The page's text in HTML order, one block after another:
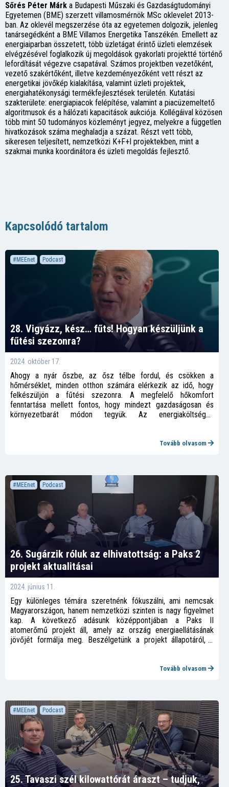
Sőrés Péter Márk a Budapesti Műszaki és Gazdaságtudományi
Egyetemen (BME) szerzett villamosmérnök MSc oklevelet 2013-
ban. Az oklevél megszerzése óta az egyetemen dolgozik, jelenleg
tanársegédként a BME Villamos Energetika Tanszékén. Emellett az
energiaiparban összetett, több üzletágat érintő üzleti elemzések
elvégzésével foglalkozik új megoldások gyakorlati projektté történő
lefordítását végezve csapatával. Számos projektben vezetőként,
vezető szakértőként, illetve kezdeményezőként vett részt az
energetikai jövőkép kialakítása, valamint üzleti projektek,
energiahatékonysági termékfejlesztések területén. Kutatási
szakterülete: energiapiacok felépítése, valamint a piacüzemeltető
algoritmusok és a hálózati kapacitások aukciója. Kollégáival közösen
több mint 50 tudományos közleményt jegyez, melyekre a független
hivatkozások száma meghaladja a százat. Részt vett több,
sikeresen teljesített, nemzetközi K+F+I projektekben, mint a
szakmai munka koordinátora és üzleti megoldás fejlesztő.
Kapcsolódó tartalom
#MEEnet Podcast
28. Vigyázz, kész… fűts! Hogyan készüljünk a
fűtési szezonra?
2024. október 17.
Ahogy a nyár őszbe, az ősz télbe fordul, és csökken a
hőmérséklet, minden otthon számára elérkezik az idő, hogy
felkészüljön a fűtési szezonra. A megfelelő hőkomfort
fenntartása mellett fontos, hogy mindezt gazdaságosan és
környezetbarát módon tegyük. Az energiaköltségek
hogyan készülhetünk fel a fűtési szezonra a leghatékonyabban.
Tovább olvasom
#MEEnet Podcast
26. Sugárzik róluk az elhivatottság: a Paks 2
projekt aktualitásai
2024. június 11.
Egy különleges témára szeretnénk fókuszálni, ami nemcsak
Magyarországon, hanem nemzetközi szinten is nagy figyelmet
kap. A következő adásunk középpontjában a Paks II
atomerőmű projekt áll, amely az ország energiaellátásának
jövőjét formálja meg. Beszélgetünk a projekt állapotáról, a
Csatlakozzatok hozzánk, ahogy szakértőinkkel mélyebbre
Tovább olvasom
#MEEnet Podcast
25. Tavaszi szél kilowattórát áraszt – tudjuk,